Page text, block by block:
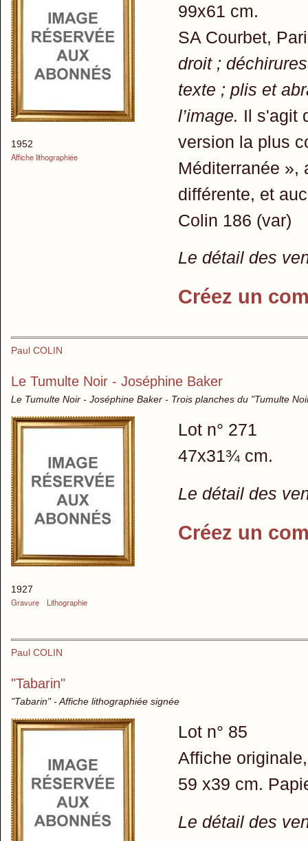
1952
Affiche lithographiée
99x61 cm.
SA Courbet,
droit ;
texte ; plis et
l’image. Il s'agit
version la plus
Méditerranée »,
différente, et
Colin 186 (var)
Le détail des
Créez un
Paul COLIN
Le Tumulte Noir - Joséphine Baker
Le Tumulte Noir - Joséphine Baker - Trois planches du "Tumulte
1927
Gravure
Lithographie
Lot n° 271
47x31¾ cm.
Le détail des
Créez un
Paul COLIN
"Tabarin"
"Tabarin" - Affiche lithographiée signée
Lot n° 85
Affiche
59 x39 cm.
Le détail des